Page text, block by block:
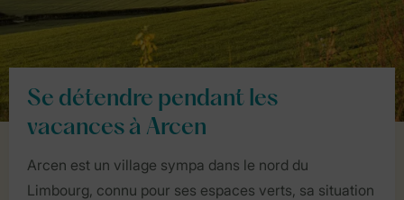
Se détendre pendant les
vacances à Arcen
Arcen est un village sympa dans le nord du
Limbourg, connu pour ses espaces verts, sa situation